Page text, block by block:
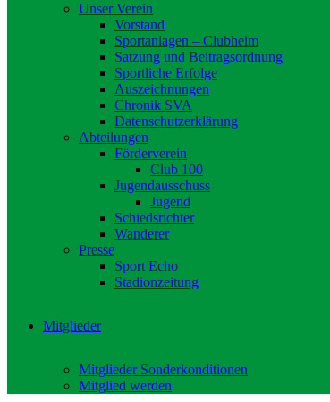
Unser Verein
Vorstand
Sportanlagen – Clubheim
Satzung und Beitragsordnung
Sportliche Erfolge
Auszeichnungen
Chronik SVA
Datenschutzerklärung
Abteilungen
Förderverein
Club 100
Jugendausschuss
Jugend
Schiedsrichter
Wanderer
Presse
Sport Echo
Stadionzeitung
Mitglieder
Mitglieder Sonderkonditionen
Mitglied werden